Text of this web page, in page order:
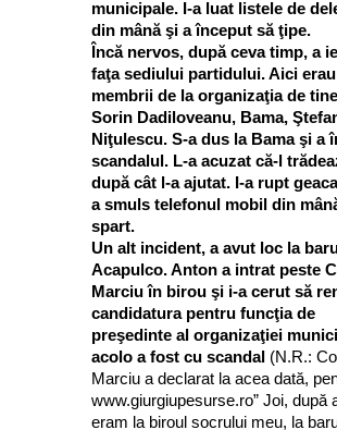
municipale. I-a luat listele de
din mână şi a început să ţipe.
Încă nervos, după ceva timp, a
faţa sediului partidului. Aici
membrii de la organizaţia de
Sorin Dadiloveanu, Bama,
Niţulescu. S-a dus la Bama şi a
scandalul. L-a acuzat că-l
după cât l-a ajutat. I-a rupt
a smuls telefonul mobil din
spart.
Un alt incident, a avut loc la
Acapulco. Anton a intrat peste
Marciu în birou şi i-a cerut să
candidatura pentru funcţia de
preşedinte al organizaţiei
acolo a fost cu scandal (N.R.:
Marciu a declarat la acea dată,
www.giurgiupesurse.ro” Joi, după
eram la biroul socrului meu, la